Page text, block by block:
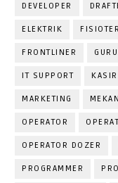
DEVELOPER
ELEKTRIK
FRONTLINER GURU
IT SUPPORT KASIR
MARKETING
OPERATOR
OPERATOR DOZER
PROGRAMMER